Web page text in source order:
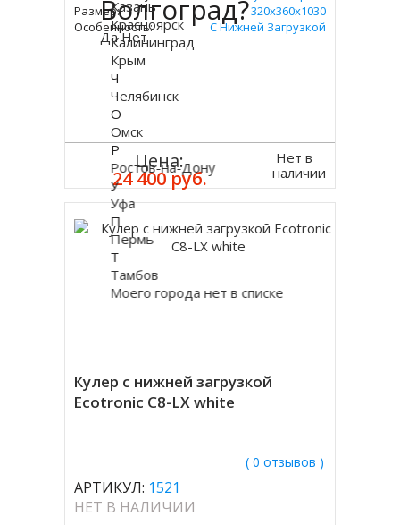
Размер:
320x360х1030
Особенность:
С Нижней Загрузкой
Цена:
24 400 руб.
Нет в
наличии
Кулер с нижней загрузкой
Ecotronic C8-LX white
( 0 отзывов )
АРТИКУЛ: 1521
НЕТ В НАЛИЧИИ
Волгоград?
Да Нет
Казань
Красноярск
Калининград
Крым
Ч
Челябинск
О
Омск
Р
Ростов-на-Дону
У
Уфа
П
Пермь
Т
Тамбов
Моего города нет в списке